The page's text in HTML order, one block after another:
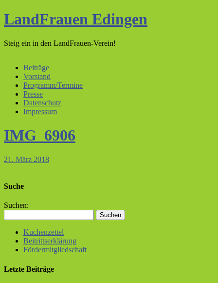
LandFrauen Edingen
Steig ein in den LandFrauen-Verein!
Beiträge
Vorstand
Programm/Termine
Presse
Datenschutz
Impressum
IMG_6906
21. März 2018
Suche
Suchen:
Kuchenzettel
Beitrittserklärung
Fördermitgliedschaft
Letzte Beiträge